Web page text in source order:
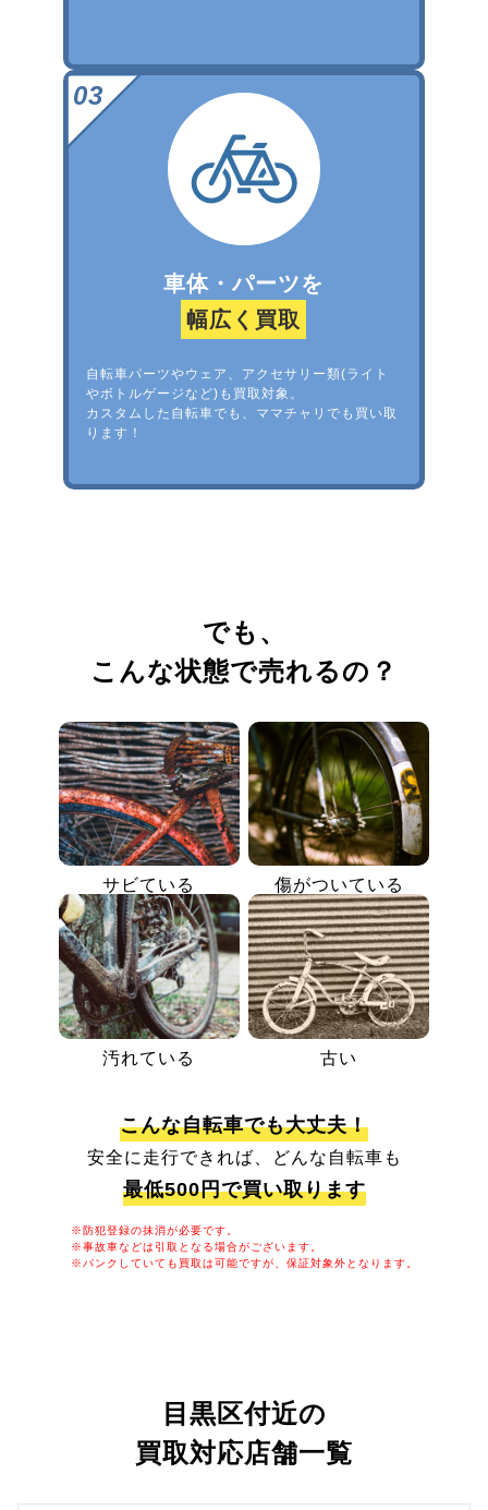
車体・パーツを
幅広く買取
自転車パーツやウェア、アクセサリー類(ライト
やボトルゲージなど)も買取対象。
カスタムした自転車でも、ママチャリでも買い取
ります！
でも、
こんな状態で売れるの？
サビている 傷がついている
汚れている 古い
こんな自転車でも大丈夫！
安全に走行できれば、どんな自転車も
最低500円で買い取ります
※防犯登録の抹消が必要です。
※事故車などは引取となる場合がございます。
※パンクしていても買取は可能ですが、保証対象外となります。
目黒区付近の
買取対応店舗一覧